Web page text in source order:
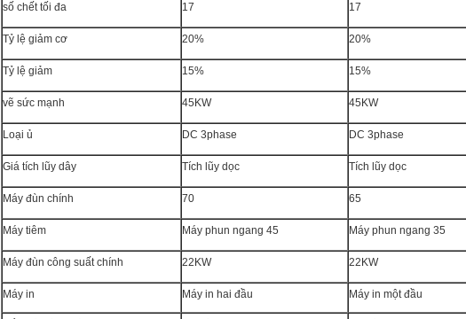
số chết tối đa 17 17
Tỷ lệ giảm cơ 20% 20%
Tỷ lệ giảm 15% 15%
vẽ sức mạnh 45KW 45KW
Loại ủ DC 3phase DC 3phase
Giá tích lũy dây Tích lũy dọc Tích lũy dọc
Máy đùn chính 70 65
Máy tiêm Máy phun ngang 45 Máy phun ngang 35
Máy đùn công suất chính 22KW 22KW
Máy in Máy in hai đầu Máy in một đầu